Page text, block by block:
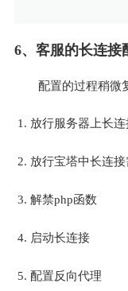
6、客服的长连接
配置的过程稍微
放行服务器上长
放行宝塔中长连
解禁php函数
启动长连接
配置反向代理